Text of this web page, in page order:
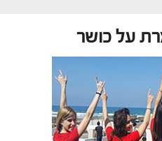
על כושר